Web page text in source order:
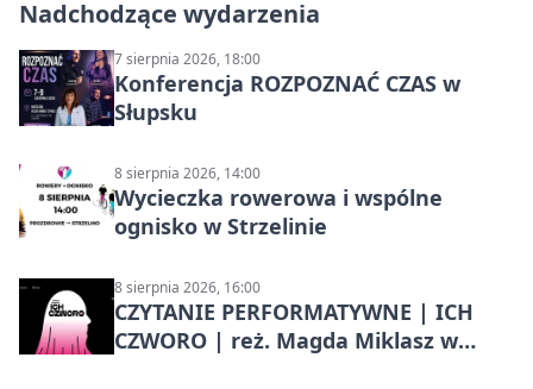
Nadchodzące wydarzenia
7 sierpnia 2026, 18:00
Konferencja ROZPOZNAĆ CZAS w
Słupsku
8 sierpnia 2026, 14:00
Wycieczka rowerowa i wspólne
ognisko w Strzelinie
8 sierpnia 2026, 16:00
CZYTANIE PERFORMATYWNE | ICH
CZWORO | reż. Magda Miklasz w